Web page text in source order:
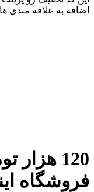
اضافه به علاقه مندی ها
120
فروشگاه